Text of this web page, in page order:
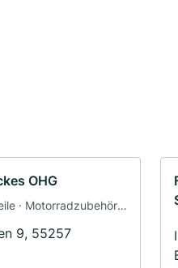
OHG
· Motorradzubehör ·
·
9, 55257